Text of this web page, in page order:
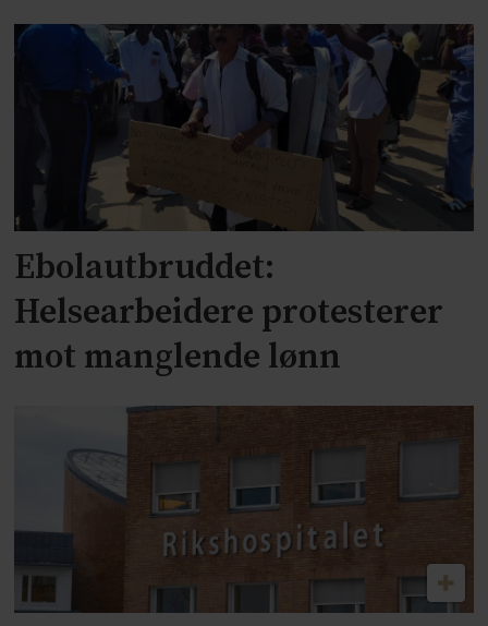
Ebolautbruddet:
Helsearbeidere protesterer
mot manglende lønn